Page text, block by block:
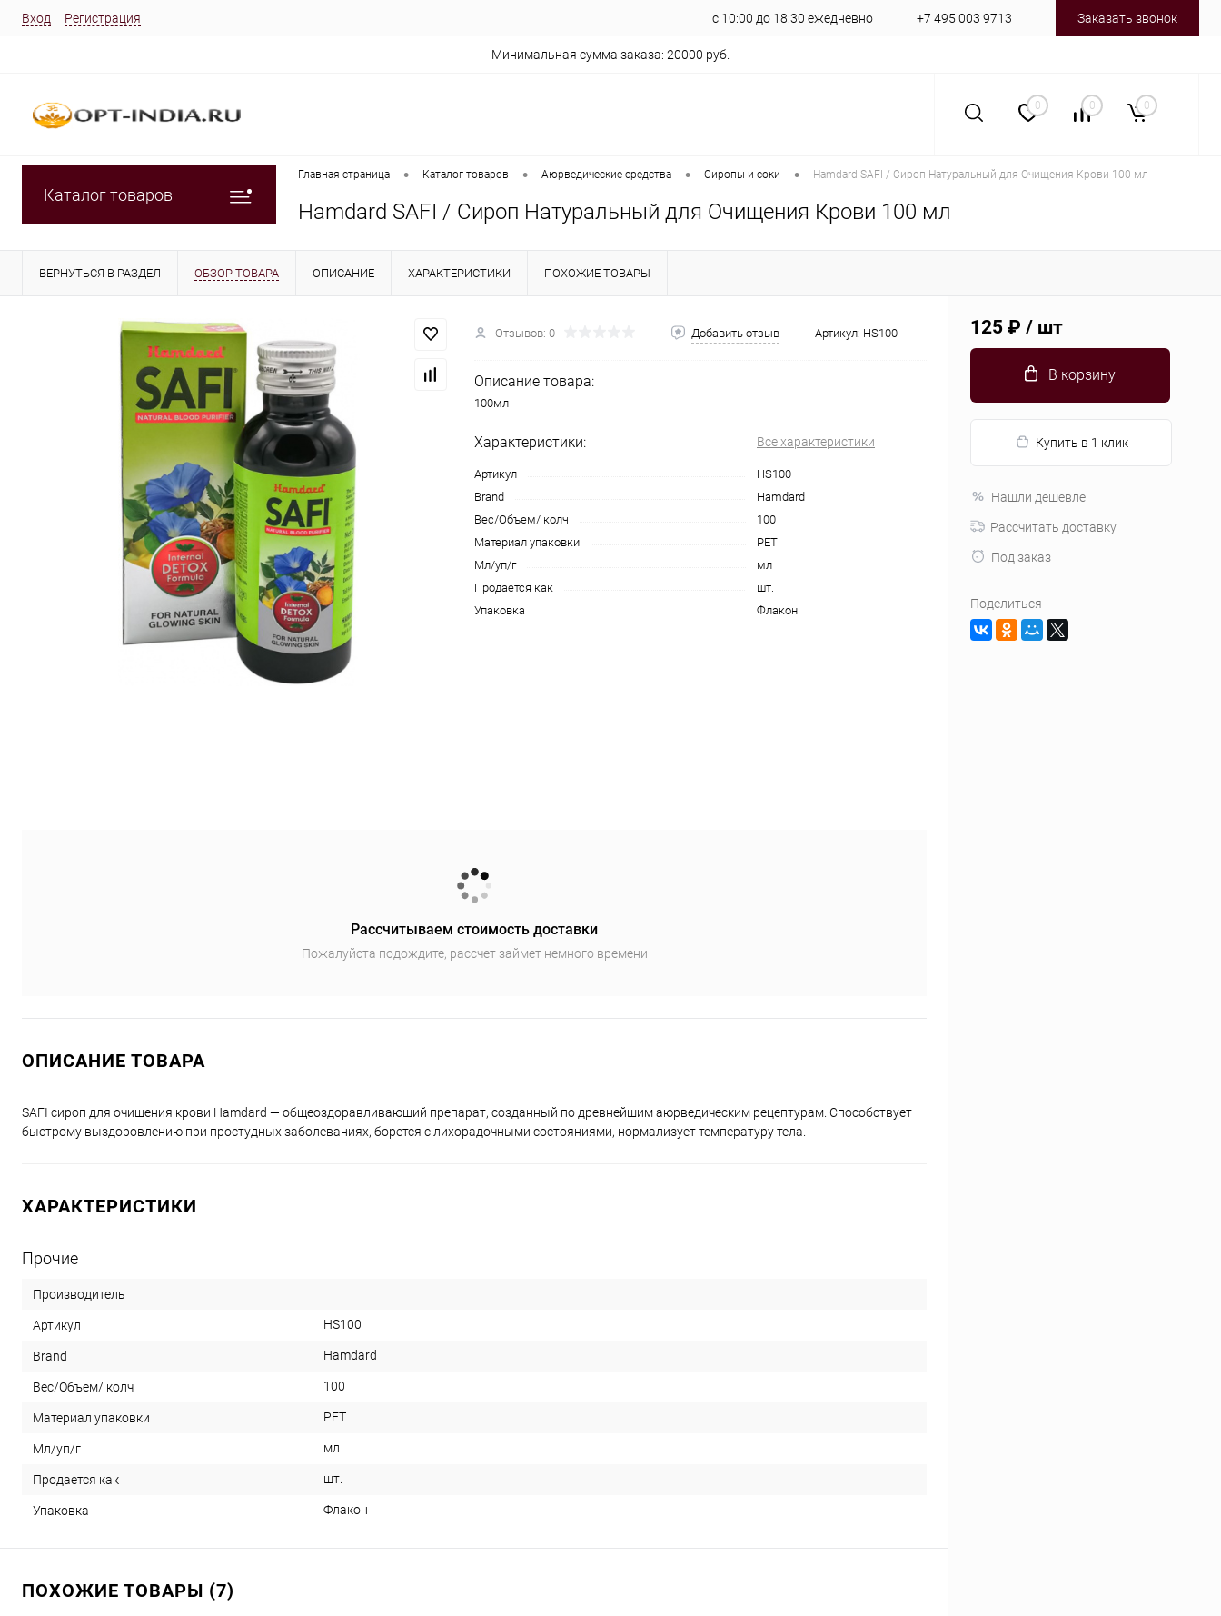
Вход Регистрация с 10:00 до 18:30 ежедневно +7 495 003 9713 Заказать звонок
Минимальная сумма заказа: 20000 руб.
0 0 0
Каталог товаров
Главная страница • Каталог товаров • Аюрведические средства • Сиропы и соки • Hamdard SAFI / Сироп Натуральный для Очищения Крови 100 мл
Hamdard SAFI / Сироп Натуральный для Очищения Крови 100 мл
ВЕРНУТЬСЯ В РАЗДЕЛ ОБЗОР ТОВАРА ОПИСАНИЕ ХАРАКТЕРИСТИКИ ПОХОЖИЕ ТОВАРЫ
Отзывов: 0 Добавить отзыв Артикул: HS100
Описание товара:
100мл
Характеристики: Все характеристики
Артикул
HS100
Brand
Hamdard
Вес/Объем/ колч
100
Материал упаковки
PET
Мл/уп/г
мл
Продается как
шт.
Упаковка
Флакон
Рассчитываем стоимость доставки
Пожалуйста подождите, рассчет займет немного времени
ОПИСАНИЕ ТОВАРА
SAFI сироп для очищения крови Hamdard — общеоздоравливающий препарат, созданный по древнейшим аюрведическим рецептурам. Способствует
быстрому выздоровлению при простудных заболеваниях, борется с лихорадочными состояниями, нормализует температуру тела.
ХАРАКТЕРИСТИКИ
Прочие
Производитель
Артикул HS100
Brand Hamdard
Вес/Объем/ колч 100
Материал упаковки PET
Мл/уп/г мл
Продается как шт.
Упаковка Флакон
ПОХОЖИЕ ТОВАРЫ (7)
125 ₽ / шт
В корзину
Купить в 1 клик
Нашли дешевле
Рассчитать доставку
Под заказ
Поделиться